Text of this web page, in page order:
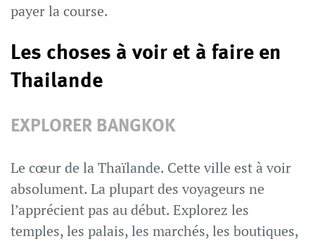
payer la course.
Les choses à voir et à faire en
Thailande
EXPLORER BANGKOK
Le cœur de la Thaïlande. Cette ville est à voir
absolument. La plupart des voyageurs ne
l’apprécient pas au début. Explorez les
temples, les palais, les marchés, les boutiques,